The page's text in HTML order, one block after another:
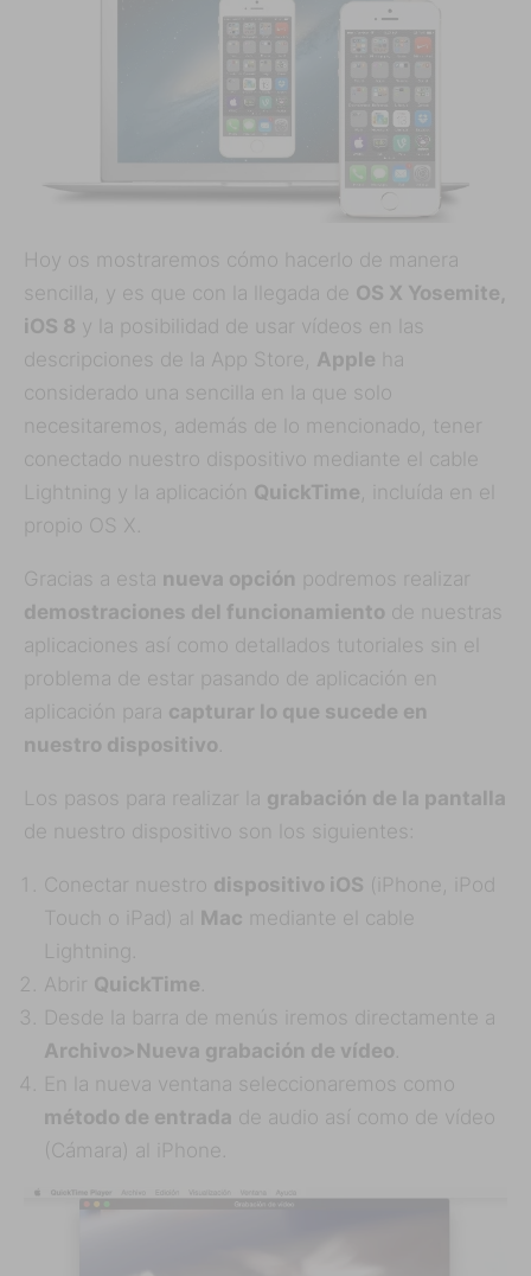
Hoy os mostraremos cómo hacerlo de manera
sencilla, y es que con la llegada de OS X Yosemite,
iOS 8 y la posibilidad de usar vídeos en las
descripciones de la App Store, Apple ha
considerado una sencilla en la que solo
necesitaremos, además de lo mencionado, tener
conectado nuestro dispositivo mediante el cable
Lightning y la aplicación QuickTime , incluída en el
propio OS X.
Gracias a esta nueva opción podremos realizar
demostraciones del funcionamiento de nuestras
aplicaciones así como detallados tutoriales sin el
problema de estar pasando de aplicación en
aplicación para capturar lo que sucede en
nuestro dispositivo
Los pasos para realizar la grabación de la pantalla
de nuestro dispositivo son los siguientes:
Conectar nuestro dispositivo iOS (iPhone, iPod
Touch o iPad) al Mac mediante el cable
Lightning.
Abrir QuickTime
Desde la barra de menús iremos directamente a
Archivo>Nueva grabación de vídeo
En la nueva ventana seleccionaremos como
método de entrada de audio así como de vídeo
(Cámara) al iPhone.